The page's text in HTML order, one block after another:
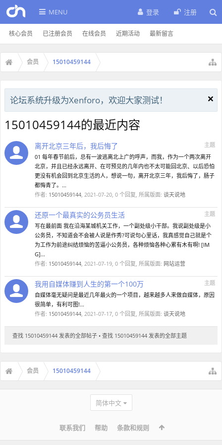
MENU
核心会员 已注册会员 在线会员 近期活动 最新留言
登录 注册
会员 15010459144
论坛系统升级为Xenforo，欢迎大家测试！
15010459144的最近内容
主题
离开北京三年后，我后悔了
01 每年春节前后，总有一波逃离北上广的呼声，而我，作为一个两次离开
北京，并且已经永远离开、在可预见的几年内也不太可能回北京、以后恐怕
更没有机会回到北京生活的人，想说一句，离开北京三年，我后悔了，肠子
都悔青了。...
作者: 15010459144, 2021-07-20, 0 个回复, 所属版面: 谈天说地
主题
还原一个最真实的公务员生活
写在最前面 我在沿海某城机关工作，一个副处级小干部。我说副处级是小
公务员，不知道会不会被人说是作秀?可说句心里话，我真感觉自己就是个
为工作为前途纠结烦恼的苦逼小公务员，各种烦恼各种心累有木有啊! [IM
G]...
作者: 15010459144, 2021-07-19, 0 个回复, 所属版面: 网站运营
主题
我用自媒体赚到人生的第一个100万
自媒体毫无疑问是最近几年最火的一个项目，越来越多人来做自媒体，原因
很简单，有利可图!...
作者: 15010459144, 2021-07-17, 0 个回复, 所属版面: 谈天说地
查找 15010459144 发表的全部帖子 查找 15010459144 发表的全部主题
会员 15010459144
简体中文
联系我们 帮助 条款和规则